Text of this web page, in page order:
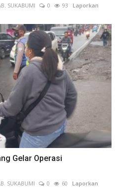
SUKABUMI 0 93 Laporkan
Gelar Operasi
SUKABUMI 0 60 Laporkan